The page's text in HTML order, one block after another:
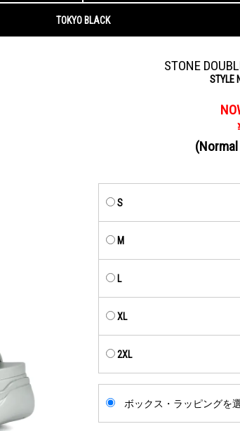
STONE
STYLE
S
M
L
XL
2XL
ボックス・ラッピングを